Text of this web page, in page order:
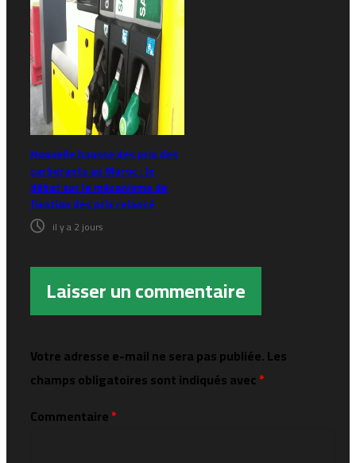
Nouvelle hausse des prix des
carburants au Maroc : le
débat sur le mécanisme de
fixation des prix relancé
il y a 2 jours
Laisser un commentaire
Votre adresse e-mail ne sera pas publiée.Les
champs obligatoires sont indiqués avec*
Commentaire*